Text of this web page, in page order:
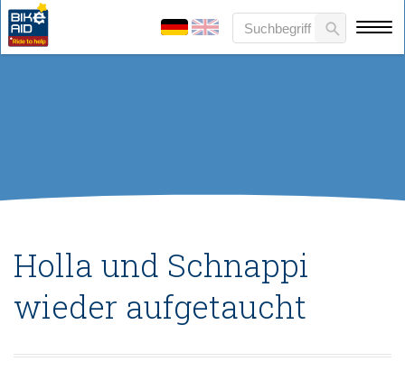
Holla und Schnappi
wieder aufgetaucht